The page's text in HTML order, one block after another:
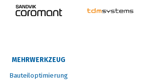
MEHRWERKZEUG
Bauteiloptimierung